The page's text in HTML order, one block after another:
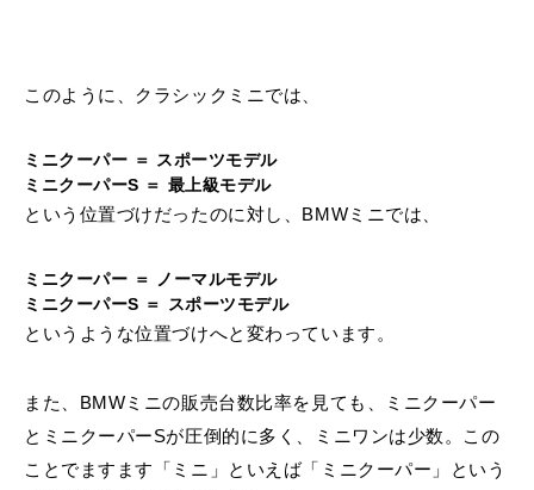
このように、クラシックミニでは、
ミニクーパー ＝ スポーツモデル
ミニクーパーS ＝ 最上級モデル
という位置づけだったのに対し、BMWミニでは、
ミニクーパー ＝ ノーマルモデル
ミニクーパーS ＝ スポーツモデル
というような位置づけへと変わっています。
また、BMWミニの販売台数比率を見ても、ミニクーパー
とミニクーパーSが圧倒的に多く、ミニワンは少数。この
ことでますます「ミニ」といえば「ミニクーパー」という